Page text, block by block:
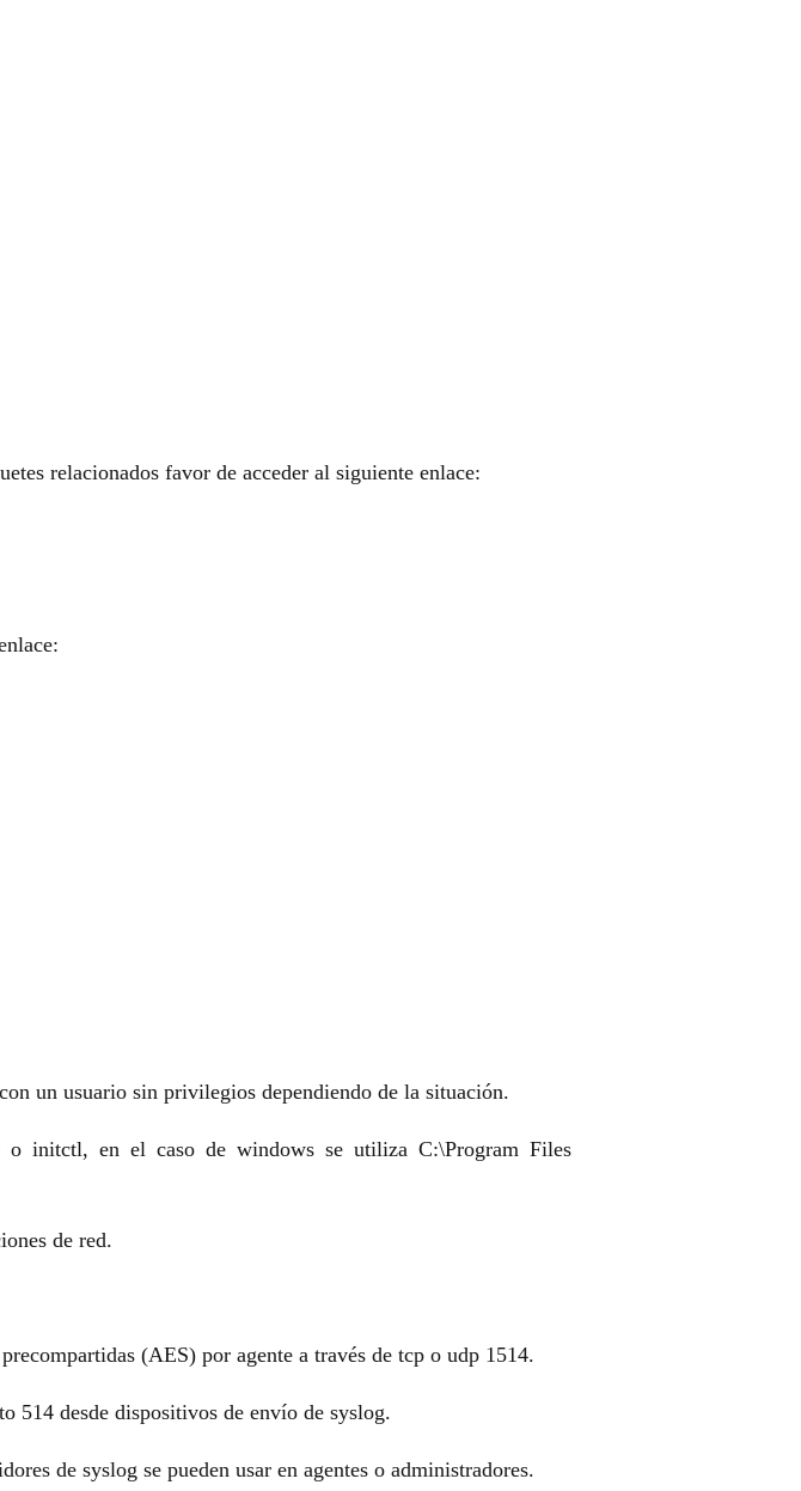
relacionados favor de acceder al siguiente enlace:
un usuario sin privilegios dependiendo de la situación.
initctl, en el caso de windows se utiliza C:\Program Files
de red.
(AES) por agente a través de tcp o udp 1514.
514 desde dispositivos de envío de syslog.
de syslog se pueden usar en agentes o administradores.